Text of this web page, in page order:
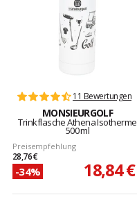
11 Bewertungen
MONSIEURGOLF
Trinkflasche Athena Isotherme
500 ml
Preisempfehlung
28,76 €
-34% 18,84 €